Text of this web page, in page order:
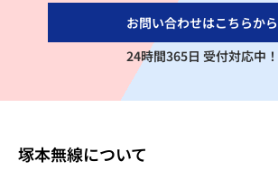
お問い合わせはこちらから
24時間365日 受付対応中！
塚本無線について